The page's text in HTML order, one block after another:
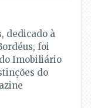
dedicado à
foi
Imobiliário
do